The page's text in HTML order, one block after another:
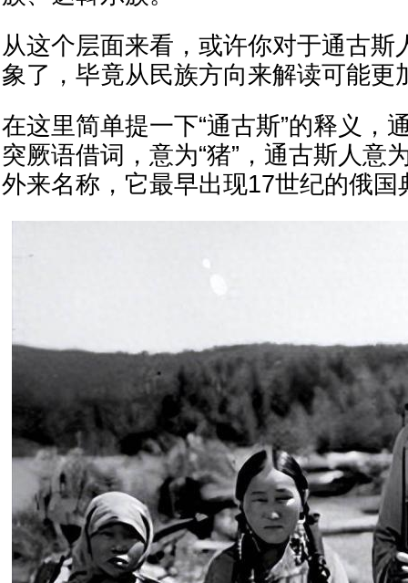
从这个层面来看，或许你对于通古斯
象了，毕竟从民族方向来解读可能更
在这里简单提一下“通古斯”的释义，
突厥语借词，意为“猪”，通古斯人意
外来名称，它最早出现17世纪的俄国